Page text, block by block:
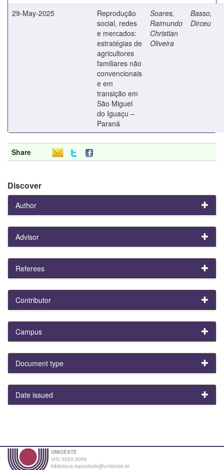
29-May-2025
Reprodução
social, redes
e mercados:
estratégias de
agricultores
familiares não
convencionais
e em
transição em
São Miguel
do Iguaçu –
Paraná
Soares,
Raimundo
Christian
Oliveira
Basso,
Dirceu
Share
Discover
Author
Advisor
Referees
Contributor
Campus
Document type
Date issued
UNIOESTE
(45) 3220-3000
biblioteca.repositorio@unioeste.br